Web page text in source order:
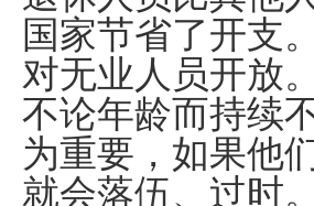
国家节省了开支
对无业人员开放
不论年龄而持续
为重要，如果他
就会落伍、过时。